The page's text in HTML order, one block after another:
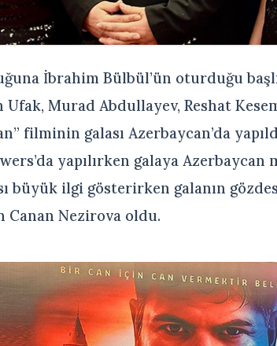
İbrahim Bülbül’ün oturduğu
Ufak, Murad Abdullayev, Reshat
filminin galası Azerbaycan’da
yapılırken galaya Azerbaycan
büyük ilgi gösterirken galanın
Canan Nezirova oldu.